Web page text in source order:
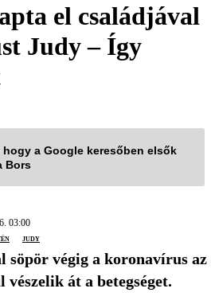
el családjával
Judy – Így
a Google keresőben elsők
Bors
03:00
Judy
végig a koronavírus az
át a betegséget.